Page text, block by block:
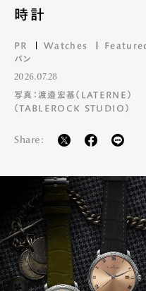
時計
PR Watches
パン
2026.07.28
写真：渡邉宏基（LATERNE）
（TABLEROCK STUDIO）
Share: